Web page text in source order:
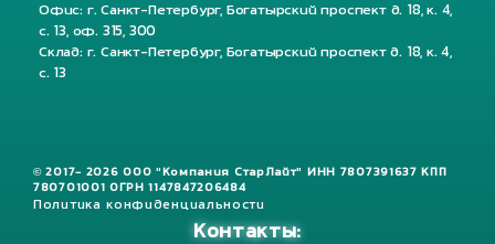
Офис: г. Санкт-Петербург, Богатырский проспект д. 18, к. 4,
с. 13, оф. 315, 300
Склад: г. Санкт-Петербург, Богатырский проспект д. 18, к. 4,
с. 13
© 2017- 2026 ООО "Компания СтарЛайт" ИНН 7807391637 КПП
780701001 ОГРН 1147847206484
Политика конфиденциальности
Контакты: